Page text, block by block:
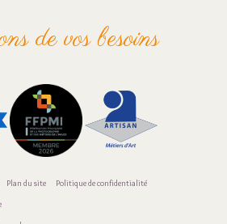
de vos besoins
Plan du site
Politique de confidentialité